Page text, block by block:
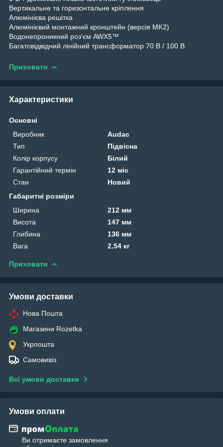
Вертикальне та горизонтальне кріплення
Алюмінієва решітка
Алюмінієвий монтажний кронштейн (версія MK2)
Водонепроникний роз'єм AWX5™
Багатовідвідний лінійний трансформатор 70 В / 100 В
Приховати
Характеристики
Основні
Виробник
Audac
Тип
Підвісна
Колір корпусу
Білий
Гарантійний термін
12 міс
Стан
Новий
Габаритні розміри
Ширина
212 мм
Висота
147 мм
Глибина
136 мм
Вага
2.54 кг
Приховати
Умови доставки
Нова Пошта
Магазини Rozetka
Укрпошта
Самовивіз
Всі умови доставки
Умови оплати
Ви отримаєте замовлення